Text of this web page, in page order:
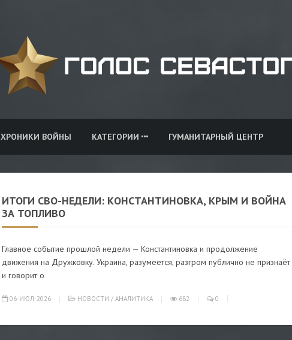
ХРОНИКИ ВОЙНЫ КАТЕГОРИИ ГУМАНИТАРНЫЙ ЦЕНТР
ИТОГИ СВО-НЕДЕЛИ: КОНСТАНТИНОВКА, КРЫМ И ВОЙНА
ЗА ТОПЛИВО
Главное событие прошлой недели — Константиновка и продолжение
движения на Дружковку. Украина, разумеется, разгром публично не признаёт
и говорит о
06-ИЮЛ-2026 НОВОСТИ / АНАЛИТИКА 682 0